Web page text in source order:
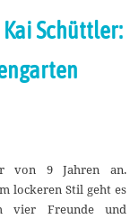
Schüttler:
von 9 Jahren an.
lockeren Stil geht es
vier Freunde und